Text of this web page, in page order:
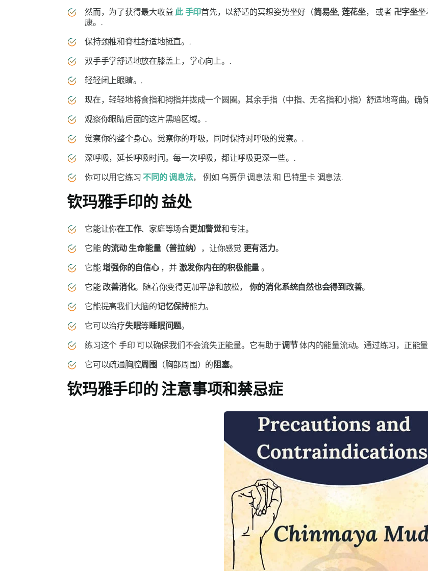
然而，为了获得最大收益此手印首先，以舒适的冥想姿势坐好（简易坐, 莲花坐， 或者 卍字坐坐
康。.
保持颈椎和脊柱舒适地挺直。.
双手手掌舒适地放在膝盖上，掌心向上。.
轻轻闭上眼睛。.
现在，轻轻地将食指和拇指并拢成一个圆圈。其余手指（中指、无名指和小指）舒适地弯曲。确
观察你眼睛后面的这片黑暗区域。.
觉察你的整个身心。觉察你的呼吸，同时保持对呼吸的觉察。.
深呼吸，延长呼吸时间。每一次呼吸，都让呼吸更深一些。.
你可以用它练习不同的调息法， 例如 乌贾伊调息法 和 巴特里卡 调息法.
钦玛雅手印的益处
它能让你在工作、家庭等场合更加警觉和专注。
它能 的流动 生命能量（普拉纳） ，让你感觉 更有活力。
它能增强你的自信心，并 激发你内在的积极能量 。
它能 改善消化。随着你变得更加平静和放松， 你的消化系统自然也会得到改善。
它能提高我们大脑的记忆保持能力。
它可以治疗失眠等睡眠问题。
练习这个 手印 可以确保我们不会流失正能量。它有助于调节体内的能量流动。通过练习，正能
它可以疏通胸腔周围 （胸部周围）的 阻塞。
钦玛雅手印的注意事项和禁忌症